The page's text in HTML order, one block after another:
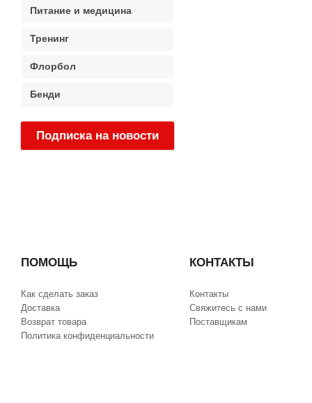
Питание и медицина
Тренинг
Флорбол
Бенди
Подписка на новости
ПОМОЩЬ
Как сделать заказ
Доставка
Возврат товара
Политика конфиденциальности
КОНТАКТЫ
Контакты
Свяжитесь с нами
Поставщикам